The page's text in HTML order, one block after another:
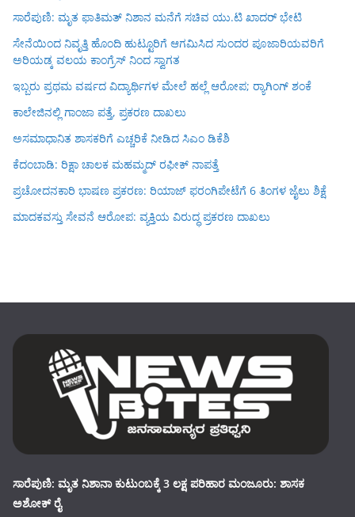
ಸಾರೆಪುಣಿ: ಮೃತ ಫಾತಿಮತ್ ನಿಶಾನ ಮನೆಗೆ ಸಚಿವ ಯು.ಟಿ ಖಾದರ್ ಭೇಟಿ
ಸೇನೆಯಿಂದ ನಿವೃತ್ತಿ ಹೊಂದಿ ಹುಟ್ಟೂರಿಗೆ ಆಗಮಿಸಿದ ಸುಂದರ ಪೂಜಾರಿಯವರಿಗೆ
ಅರಿಯಡ್ಕ ವಲಯ ಕಾಂಗ್ರೆಸ್ ನಿಂದ ಸ್ವಾಗತ
ಇಬ್ಬರು ಪ್ರಥಮ ವರ್ಷದ ವಿದ್ಯಾರ್ಥಿಗಳ ಮೇಲೆ ಹಲ್ಲೆ ಆರೋಪ; ರ‍್ಯಾಗಿಂಗ್ ಶಂಕೆ
ಕಾಲೇಜಿನಲ್ಲಿ ಗಾಂಜಾ ಪತ್ತೆ, ಪ್ರಕರಣ ದಾಖಲು
ಅಸಮಾಧಾನಿತ ಶಾಸಕರಿಗೆ ಎಚ್ಚರಿಕೆ ನೀಡಿದ ಸಿಎಂ ಡಿಕೆಶಿ
ಕೆದಂಬಾಡಿ: ರಿಕ್ಷಾ ಚಾಲಕ ಮಹಮ್ಮದ್ ರಫೀಕ್ ನಾಪತ್ತೆ
ಪ್ರಚೋದನಕಾರಿ ಭಾಷಣ ಪ್ರಕರಣ: ರಿಯಾಜ್ ಫರಂಗಿಪೇಟೆಗೆ 6 ತಿಂಗಳ ಜೈಲು ಶಿಕ್ಷೆ
ಮಾದಕವಸ್ತು ಸೇವನೆ ಆರೋಪ: ವ್ಯಕ್ತಿಯ ವಿರುದ್ಧ ಪ್ರಕರಣ ದಾಖಲು
ಸಾರೆಪುಣಿ: ಮೃತ ನಿಶಾನಾ ಕುಟುಂಬಕ್ಕೆ 3 ಲಕ್ಷ ಪರಿಹಾರ ಮಂಜೂರು: ಶಾಸಕ
ಅಶೋಕ್ ರೈ